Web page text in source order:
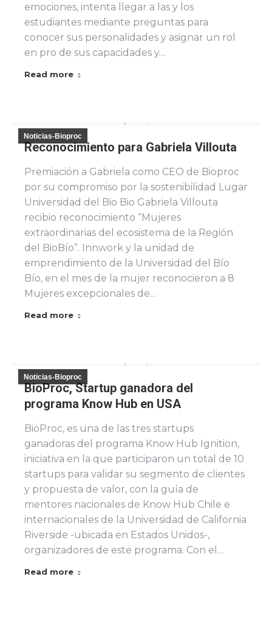
emociones, intenta llegar a las y los
estudiantes mediante preguntas para
conocer sus personalidades y asignar un rol
en pro de sus capacidades y…
Read more
Noticias-Bioproc
Reconocimiento para Gabriela Villouta
Premiación a Gabriela como CEO de Bioproc
por su compromiso por la sostenibilidad Lugar
Universidad del Bio Bio Gabriela Villouta
recibio reconocimiento “Mujeres
extraordinarias del ecosistema de la Región
del BioBío”. Innwork y la unidad de
emprendimiento de la Universidad del Bío
Bío, en el mes de la mujer reconocieron a 8
Mujeres excepcionales de…
Read more
Noticias-Bioproc
BioProc, Startup ganadora del
programa Know Hub en USA
BioProc, es una de las tres startups
ganadoras del programa Know Hub Ignition,
iniciativa en la que participaron un total de 10
startups para validar su segmento de clientes
y propuesta de valor, con la guía de
mentores nacionales de Know Hub Chile e
internacionales de la Universidad de California
Riverside -ubicada en Estados Unidos-,
organizadores de este programa. Con el…
Read more